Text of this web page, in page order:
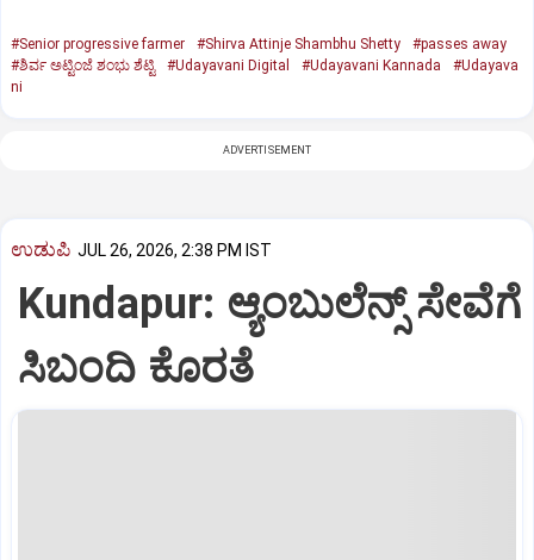
#Senior progressive farmer #Shirva Attinje Shambhu Shetty
#passes away
#ಶಿರ್ವ ಅಟ್ಟಿಂಜೆ ಶಂಭು ಶೆಟ್ಟಿ
#Udayavani Digital #Udayavani Kannada
#Udayava
ni
ADVERTISEMENT
ಉಡುಪಿ JUL 26, 2026, 2:38 PM IST
Kundapur: ಆ್ಯಂಬುಲೆನ್ಸ್‌ ಸೇವೆಗೆ
ಸಿಬಂದಿ ಕೊರತೆ